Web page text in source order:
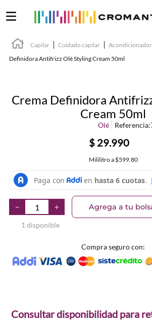
Capilar Cuidado capilar
Definidora Antifrizz Olé Styling Cream 50ml
Crema Definidora
Cream 50ml
Olé Referencia:
$ 29.990
Mililitroa $599.80
＋
－
1 disponible
Agrega a tu
Compra seguro con:
Consultar disponibilidad para